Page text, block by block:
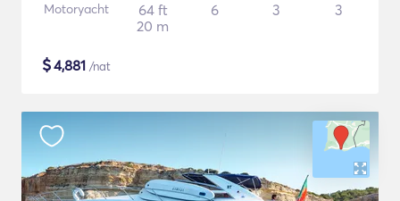
Motoryacht
64 ft
20 m
6 3 3
$4,881 /nat